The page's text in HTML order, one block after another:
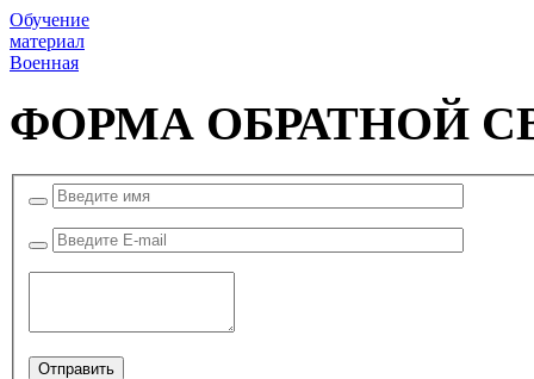
Обучение
материал
Военная
ФОРМА ОБРАТНОЙ